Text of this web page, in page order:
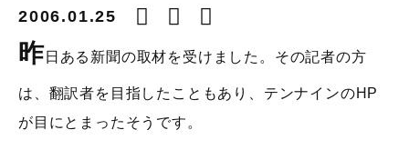
2006.01.25
昨日ある新聞の取材を受けました。その記者の方
は、翻訳者を目指したこともあり、テンナインのHP
が目にとまったそうです。